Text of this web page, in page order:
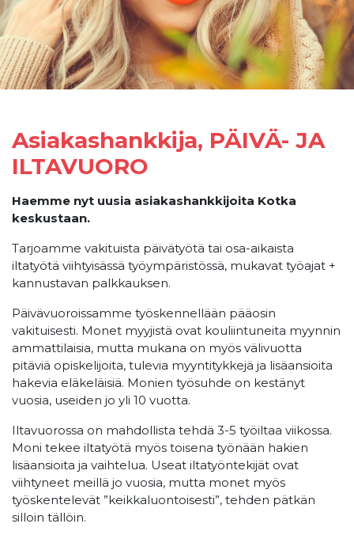
Asiakashankkija, PÄIVÄ- JA
ILTAVUORO
Haemme nyt uusia asiakashankkijoita Kotka
keskustaan.
Tarjoamme vakituista päivätyötä tai osa-aikaista
iltatyötä viihtyisässä työympäristössä, mukavat työajat +
kannustavan palkkauksen.
Päivävuoroissamme työskennellään pääosin
vakituisesti. Monet myyjistä ovat kouliintuneita myynnin
ammattilaisia, mutta mukana on myös välivuotta
pitäviä opiskelijoita, tulevia myyntitykkejä ja lisäansioita
hakevia eläkeläisiä. Monien työsuhde on kestänyt
vuosia, useiden jo yli 10 vuotta.
Iltavuorossa on mahdollista tehdä 3-5 työiltaa viikossa.
Moni tekee iltatyötä myös toisena työnään hakien
lisäansioita ja vaihtelua. Useat iltatyöntekijät ovat
viihtyneet meillä jo vuosia, mutta monet myös
työskentelevät ”keikkaluontoisesti”, tehden pätkän
silloin tällöin.